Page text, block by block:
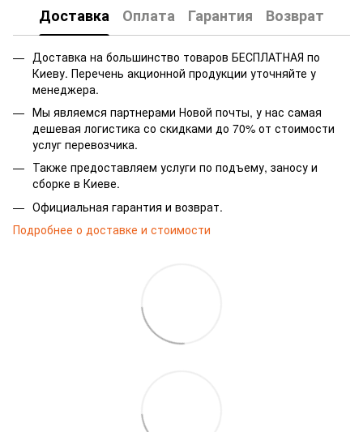
Доставка Оплата Гарантия Возврат
Доставка на большинство товаров БЕСПЛАТНАЯ по
Киеву. Перечень акционной продукции уточняйте у
менеджера.
Мы являемся партнерами Новой почты, у нас самая
дешевая логистика со скидками до 70% от стоимости
услуг перевозчика.
Также предоставляем услуги по подъему, заносу и
сборке в Киеве.
Официальная гарантия и возврат.
Подробнее о доставке и стоимости